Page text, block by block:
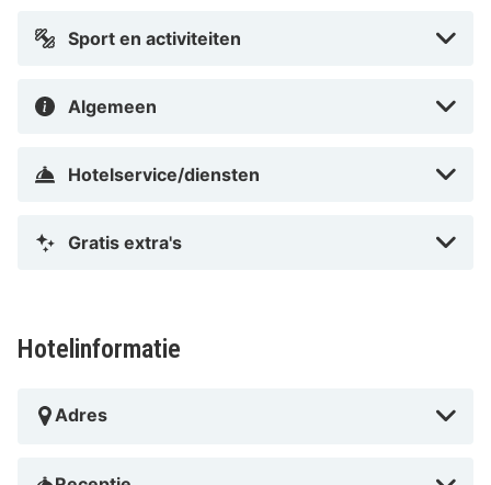
Sport en activiteiten
Algemeen
Hotelservice/diensten
Gratis extra's
Hotelinformatie
Adres